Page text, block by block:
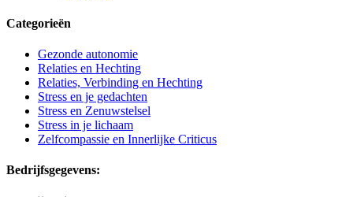
Categorieën
Gezonde autonomie
Relaties en Hechting
Relaties, Verbinding en Hechting
Stress en je gedachten
Stress en Zenuwstelsel
Stress in je lichaam
Zelfcompassie en Innerlijke Criticus
Bedrijfsgegevens: